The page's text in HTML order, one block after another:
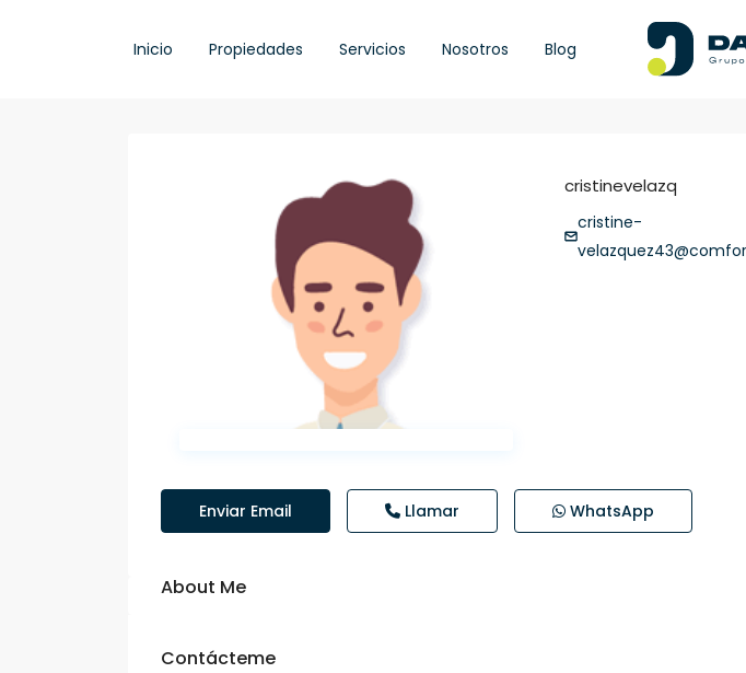
Inicio Propiedades Servicios Nosotros Blog
cristinevelazq
cristine-
Enviar Email Llamar WhatsApp
About Me
Contácteme